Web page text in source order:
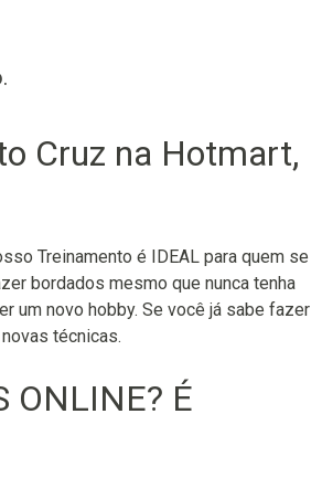
Cruz na Hotmart,
Treinamento é IDEAL para quem se
bordados mesmo que nunca tenha
um novo hobby. Se você já sabe fazer
técnicas.
ONLINE? É